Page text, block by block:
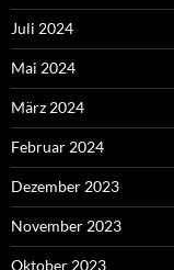
Juli 2024
Mai 2024
März 2024
Februar 2024
Dezember 2023
November 2023
Oktober 2023